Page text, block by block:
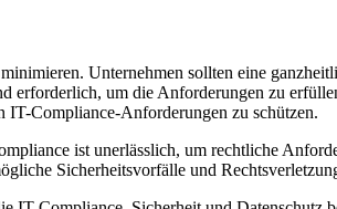
Unternehmen sollten eine
erforderlich, um die Anforderungen zu
IT-Compliance-Anforderungen zu schützen.
ist unerlässlich, um rechtliche
Sicherheitsvorfälle und